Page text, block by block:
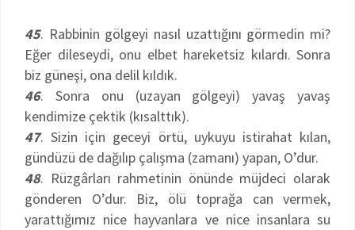
45. Rabbinin gölgeyi nasıl uzattığını görmedin mi?
Eğer dileseydi, onu elbet hareketsiz kılardı. Sonra
biz güneşi, ona delil kıldık.
46. Sonra onu (uzayan gölgeyi) yavaş yavaş
kendimize çektik (kısalttık).
47. Sizin için geceyi örtü, uykuyu istirahat kılan,
gündüzü de dağılıp çalışma (zamanı) yapan, O’dur.
48. Rüzgârları rahmetinin önünde müjdeci olarak
gönderen O’dur. Biz, ölü toprağa can vermek,
yarattığımız nice hayvanlara ve nice insanlara su